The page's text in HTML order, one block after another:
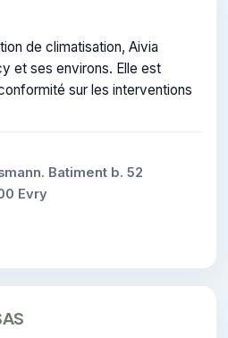
de climatisation, Aivia
et ses environs. Elle est
sur les interventions
Batiment b. 52
Evry